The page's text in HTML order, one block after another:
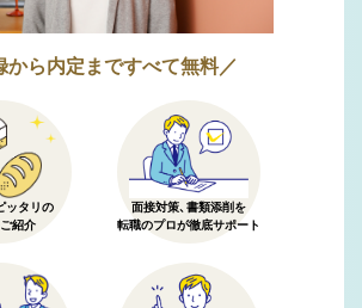
から内定まですべて無料／
ッタリの
紹介
面接対策、書類添削を
転職のプロが徹底サポート